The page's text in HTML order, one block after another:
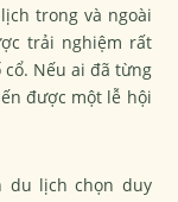
trong và ngoài
trải nghiệm rất
Nếu ai đã từng
được một lễ hội
du lịch chọn duy